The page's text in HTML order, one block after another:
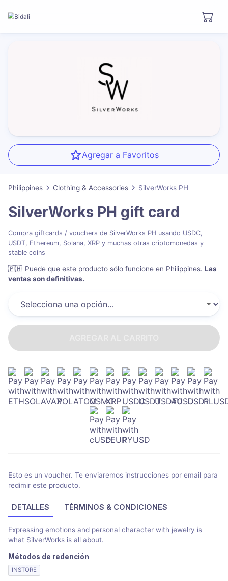
Agregar a Favoritos
Philippines Clothing & Accessories SilverWorks PH
SilverWorks PH gift card
Compra giftcards / vouchers de SilverWorks PH usando USDC,
USDT, Ethereum, Solana, XRP y muchas otras criptomonedas y
stable coins
🇵🇭 Puede que este producto sólo funcione en Philippines. Las
ventas son definitivas.
Esto es un voucher. Te enviaremos instrucciones por email para
redimir este producto.
DETALLES TÉRMINOS & CONDICIONES
Expressing emotions and personal character with jewelry is
what SilverWorks is all about.
Métodos de redención
INSTORE